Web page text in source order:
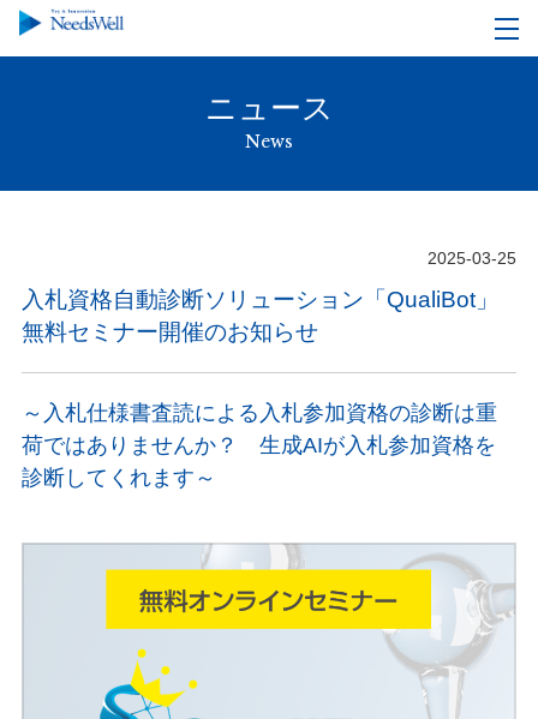
ニュース
News
2025-03-25
入札資格自動診断ソリューション「QualiBot」
無料セミナー開催のお知らせ
～入札仕様書査読による入札参加資格の診断は重
荷ではありませんか？ 生成AIが入札参加資格を
診断してくれます～